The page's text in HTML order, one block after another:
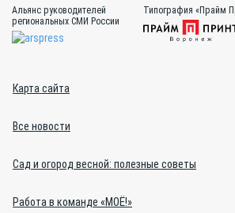
Альянс руководителей
региональных СМИ России
Типография «Прайм
Карта сайта
Все новости
Сад и огород весной: полезные советы
Работа в команде «МОЁ!»